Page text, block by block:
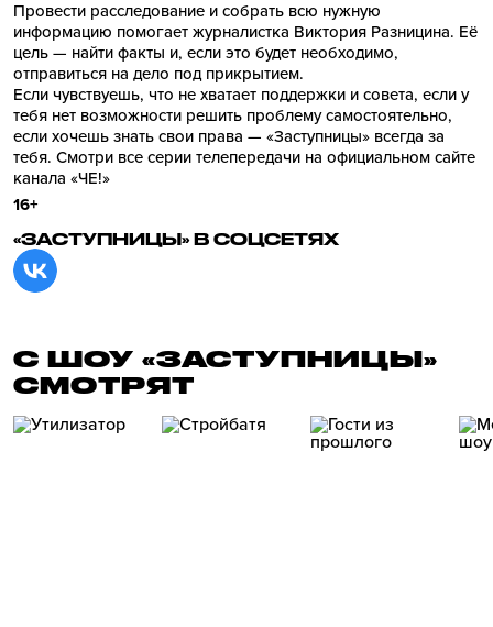
Провести расследование и собрать всю нужную
информацию помогает журналистка Виктория Разницина. Её
цель — найти факты и, если это будет необходимо,
отправиться на дело под прикрытием.
Если чувствуешь, что не хватает поддержки и совета, если у
тебя нет возможности решить проблему самостоятельно,
если хочешь знать свои права — «Заступницы» всегда за
тебя. Смотри все серии телепередачи на официальном сайте
канала «ЧЕ!»
16+
«ЗАСТУПНИЦЫ» В СОЦСЕТЯХ
С ШОУ «ЗАСТУПНИЦЫ»
СМОТРЯТ